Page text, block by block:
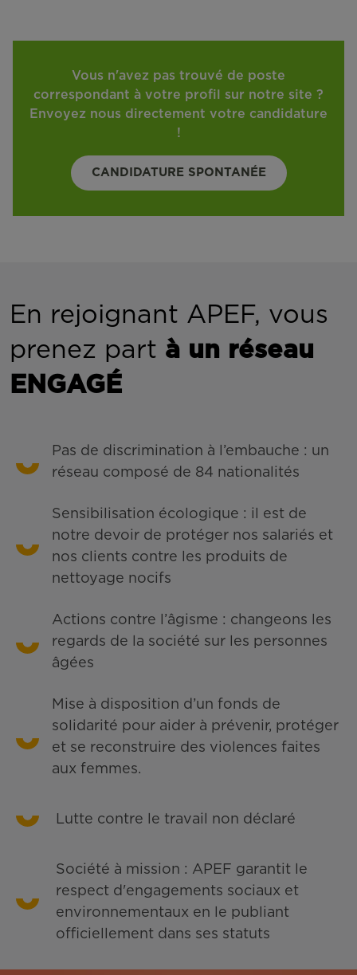
Vous n'avez pas trouvé de poste
correspondant à votre profil sur notre site ?
Envoyez nous directement votre candidature
!
CANDIDATURE SPONTANÉE
En rejoignant APEF, vous
prenez part à un réseau
ENGAGÉ
Pas de discrimination à l’embauche : un
réseau composé de 84 nationalités
Sensibilisation écologique : il est de
notre devoir de protéger nos salariés et
nos clients contre les produits de
nettoyage nocifs
Actions contre l’âgisme : changeons les
regards de la société sur les personnes
âgées
Mise à disposition d’un fonds de
solidarité pour aider à prévenir, protéger
et se reconstruire des violences faites
aux femmes.
Lutte contre le travail non déclaré
Société à mission : APEF garantit le
respect d'engagements sociaux et
environnementaux en le publiant
officiellement dans ses statuts